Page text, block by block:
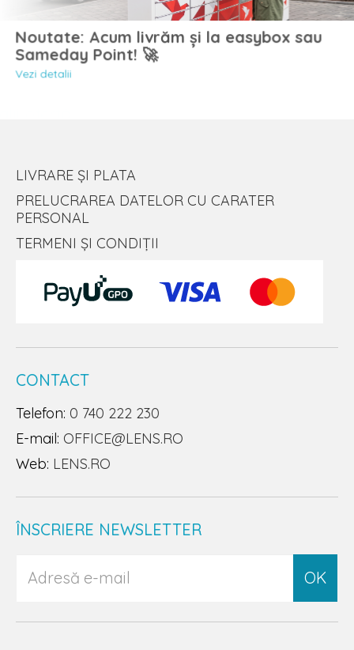
Noutate: Acum livrăm și la easybox sau
Sameday Point! 🚀
Vezi detalii
LIVRARE ȘI PLATA
PRELUCRAREA DATELOR CU CARATER
PERSONAL
TERMENI ȘI CONDIȚII
CONTACT
Telefon: 0 740 222 230
E-mail: OFFICE@LENS.RO
Web: LENS.RO
ÎNSCRIERE NEWSLETTER
OK